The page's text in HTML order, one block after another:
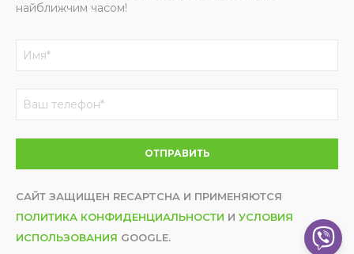
найближчим часом!
САЙТ ЗАЩИЩЕН RECAPTCHA И ПРИМЕНЯЮТСЯ
ПОЛИТИКА КОНФИДЕНЦИАЛЬНОСТИ И УСЛОВИЯ
ИСПОЛЬЗОВАНИЯ GOOGLE.